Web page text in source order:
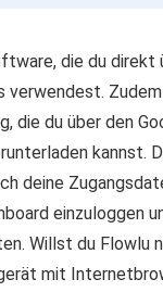
die du direkt
verwendest.
die du über den
kannst.
deine
einzuloggen
Willst du Flowlu
mit